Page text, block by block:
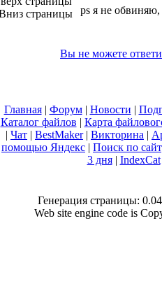
ps я не
Вы не можете
Главная| Форум| Новости |
Каталог файлов | Карта
| Чат | BestMaker| Викторина |
помощью Яндекс | Поиск по
3 дня| IndexCat
Генерация страницы:
Web site engine code is